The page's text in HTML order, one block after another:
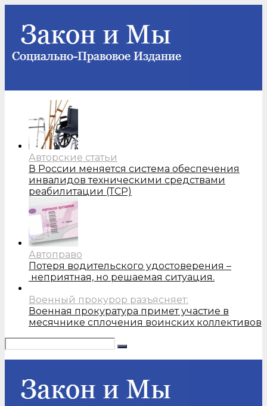
Авторские статьи
В России меняется система обеспечения
инвалидов техническими средствами
реабилитации (ТСР)
Автоправо
Потеря водительского удостоверения –
неприятная, но решаемая ситуация.
Военный прокурор разъясняет:
Военная прокуратура примет участие в
месячнике сплочения воинских коллективов